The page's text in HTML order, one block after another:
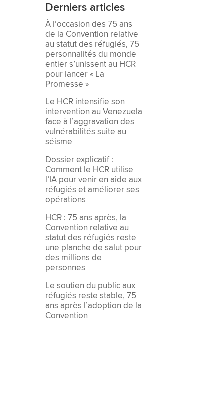
Derniers articles
À l’occasion des 75 ans
de la Convention relative
au statut des réfugiés, 75
personnalités du monde
entier s’unissent au HCR
pour lancer « La
Promesse »
Le HCR intensifie son
intervention au Venezuela
face à l’aggravation des
vulnérabilités suite au
séisme
Dossier explicatif :
Comment le HCR utilise
l’IA pour venir en aide aux
réfugiés et améliorer ses
opérations
HCR : 75 ans après, la
Convention relative au
statut des réfugiés reste
une planche de salut pour
des millions de
personnes
Le soutien du public aux
réfugiés reste stable, 75
ans après l’adoption de la
Convention